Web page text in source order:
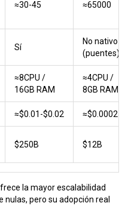
≈30-45 ≈65000
Sí
No nativo
(puentes)
≈8CPU /
16GB RAM
≈4CPU /
8GB RAM
≈$0.01-$0.02 ≈$0.00025
$250B $12B
la mayor escalabilidad
pero su adopción real